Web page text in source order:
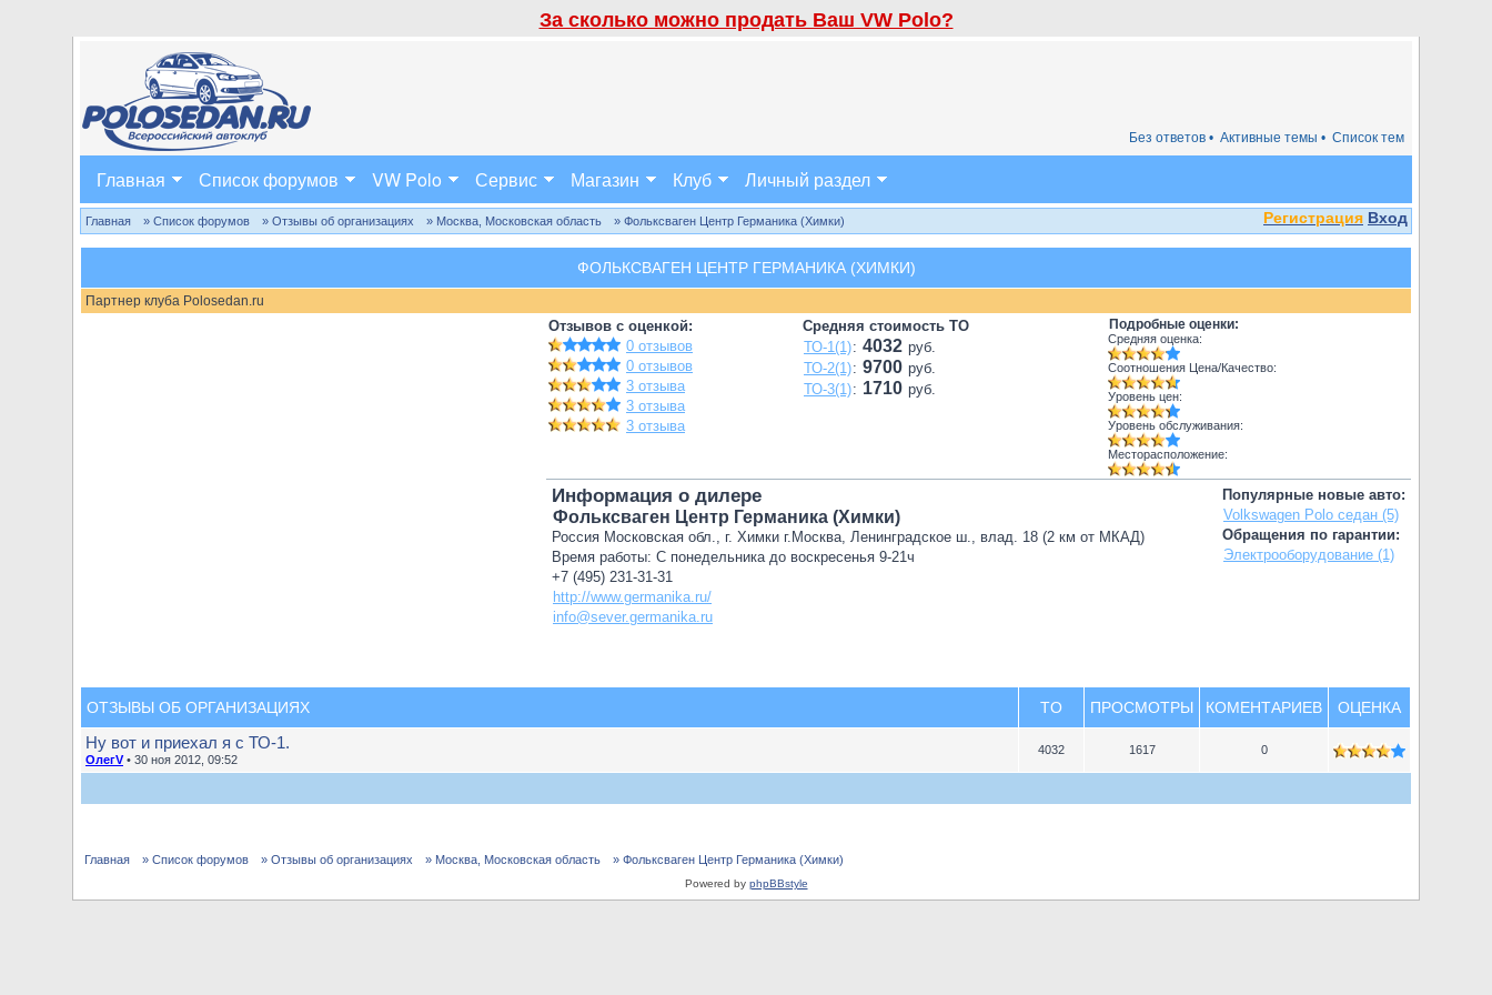
За сколько можно продать Ваш VW Polo?
Список тем
Активные темы •
Без ответов •
Главная Список форумов VW Polo Сервис Магазин Клуб Личный раздел
Регистрация Вход
Главная » Список форумов » Отзывы об организациях » Москва, Московская область » Фольксваген Центр Германика (Химки)
ФОЛЬКСВАГЕН ЦЕНТР ГЕРМАНИКА (ХИМКИ)
Партнер клуба Polosedan.ru
Отзывов с оценкой:
0 отзывов
0 отзывов
3 отзыва
3 отзыва
3 отзыва
Средняя стоимость ТО
ТО-1(1): 4032 руб.
ТО-2(1): 9700 руб.
ТО-3(1): 1710 руб.
Подробные оценки:
Средняя оценка:
Соотношения Цена/Качество:
Уровень цен:
Уровень обслуживания:
Месторасположение:
Популярные новые авто:
Volkswagen Polo седан (5)
Обращения по гарантии:
Электрооборудование (1)
Информация о дилере
Фольксваген Центр Германика (Химки)
Россия Московская обл., г. Химки г.Москва, Ленинградское ш., влад. 18 (2 км от МКАД)
Время работы: С понедельника до воскресенья 9-21ч
+7 (495) 231-31-31
http://www.germanika.ru/
info@sever.germanika.ru
ОТЗЫВЫ ОБ ОРГАНИЗАЦИЯХ TO ПРОСМОТРЫ КОМЕНТАРИЕВ ОЦЕНКА
Ну вот и приехал я с ТО-1.
ОлегV• 30 ноя 2012, 09:52
4032 1617 0
Главная » Список форумов » Отзывы об организациях » Москва, Московская область » Фольксваген Центр Германика (Химки)
Powered by phpBBstyle